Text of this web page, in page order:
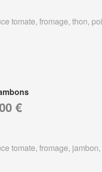
tomate, fromage, thon,
€
tomate, fromage,